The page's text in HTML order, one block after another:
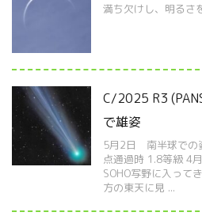
満ち欠けし、明るさ
C/2025 R3
で雄姿
5月2日 南半球での
点通過時 1.8等級
SOHO写野に入って
方の東天に見 ...